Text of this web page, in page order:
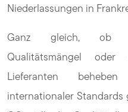
Niederlassungen in
Ganz gleich, ob
Qualitätsmängel oder
Lieferanten
internationaler